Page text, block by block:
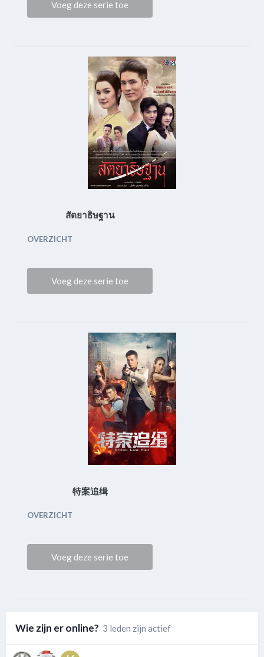
Voeg deze serie toe
สัตยาธิษฐาน
OVERZICHT
Voeg deze serie toe
特案追缉
OVERZICHT
Voeg deze serie toe
Wie zijn er online? 3 leden zijn actief